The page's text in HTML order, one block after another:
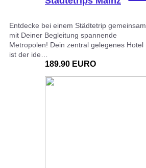
Entdecke bei einem Städtetrip gemeinsam
mit Deiner Begleitung spannende
Metropolen! Dein zentral gelegenes Hotel
ist der ide…
189.90 EURO